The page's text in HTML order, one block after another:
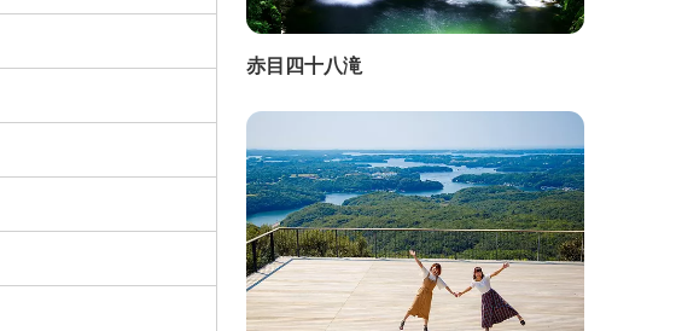
赤目四十八滝